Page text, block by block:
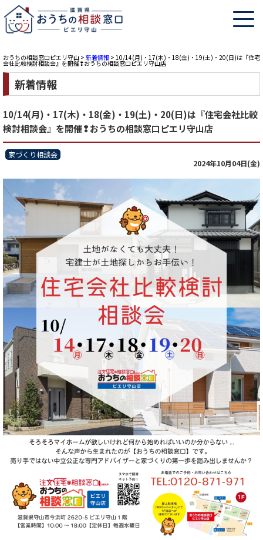
おうちの相談窓口ピエリ守山 > 新着情報 > 10/14(月)・17(木)・18(金)・19(土)・20(日)は『住宅
会社比較検討相談会』を開催❢おうちの相談窓口ピエリ守山店
新着情報
10/14(月)・17(木)・18(金)・19(土)・20(日)は『住宅会社比較
検討相談会』を開催❢おうちの相談窓口ピエリ守山店
家づくり相談会
2024年10月04日(金)